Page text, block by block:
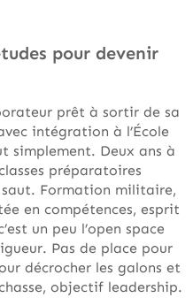
pour devenir
prêt à sortir de sa
intégration à l’École
simplement. Deux ans à
préparatoires
Formation militaire,
en compétences, esprit
un peu l’open space
Pas de place pour
décrocher les galons et
objectif leadership.